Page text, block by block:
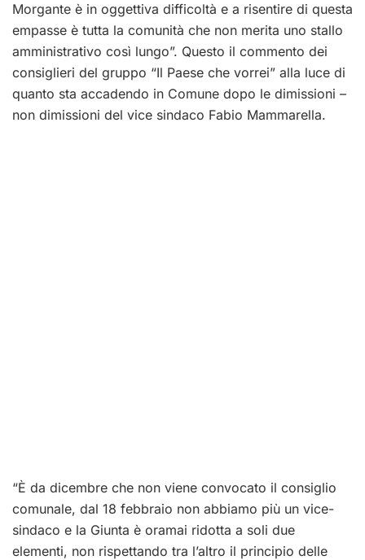
Morgante è in oggettiva difficoltà e a risentire di questa
empasse è tutta la comunità che non merita uno stallo
amministrativo così lungo”. Questo il commento dei
consiglieri del gruppo “Il Paese che vorrei” alla luce di
quanto sta accadendo in Comune dopo le dimissioni –
non dimissioni del vice sindaco Fabio Mammarella.
“È da dicembre che non viene convocato il consiglio
comunale, dal 18 febbraio non abbiamo più un vice-
sindaco e la Giunta è oramai ridotta a soli due
elementi, non rispettando tra l’altro il principio delle